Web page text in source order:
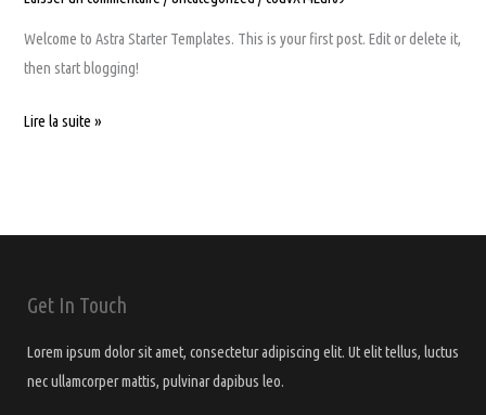
Welcome to Astra Starter Templates. This is your first post. Edit or delete it,
then start blogging!
Hello
Lire la suite »
Get In Touch
Lorem ipsum dolor sit amet, consectetur adipiscing elit. Ut elit tellus, luctus
nec ullamcorper mattis, pulvinar dapibus leo.